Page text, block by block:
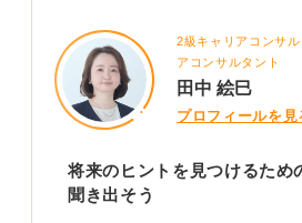
2級キャリアコンサ
アコンサルタント
田中 絵巳
プロフィールを見
将来のヒントを見つけるため
聞き出そう